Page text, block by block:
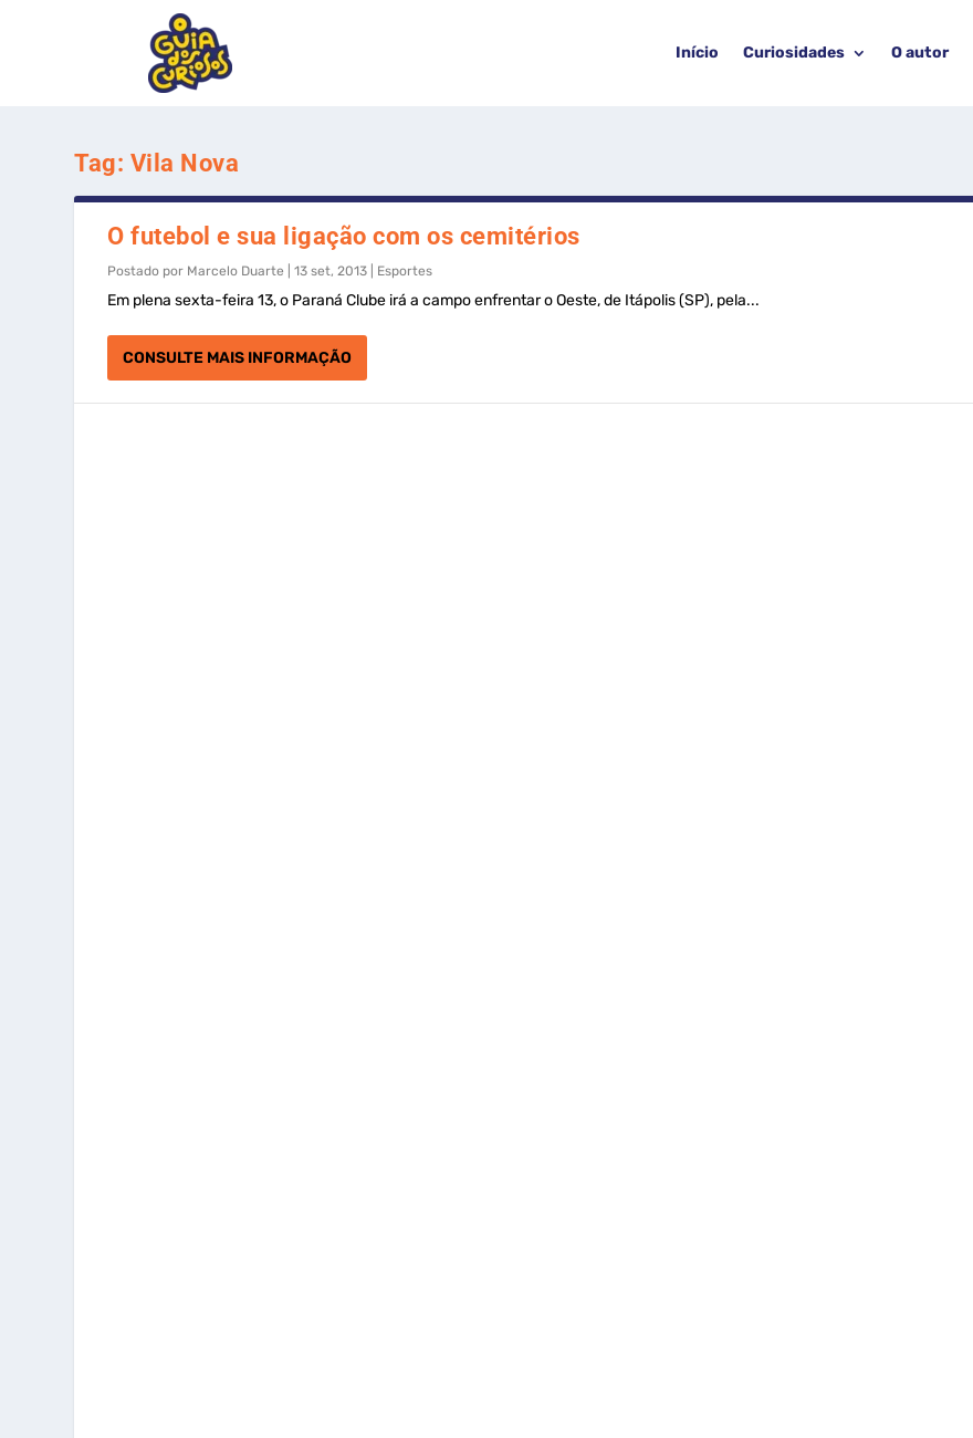
Início Curiosidades O autor
Tag: Vila Nova
O futebol e sua ligação com os cemitérios
Postado por Marcelo Duarte |13 set, 2013 Esportes
Em plena sexta-feira 13, o Paraná Clube irá a campo enfrentar o Oeste, de Itápolis (SP), pela...
CONSULTE MAIS INFORMAÇÃO